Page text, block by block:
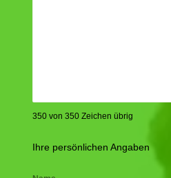
350 von 350 Zeichen übrig
Ihre persönlichen Angaben